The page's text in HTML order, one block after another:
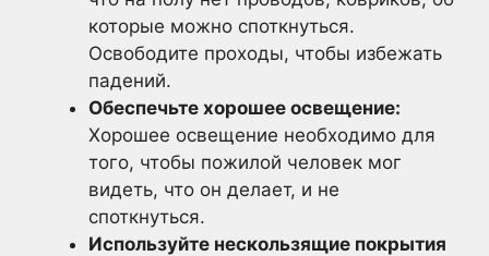
которые можно споткнуться.
Освободите проходы, чтобы избежать
падений.
Обеспечьте хорошее освещение:
Хорошее освещение необходимо для
того, чтобы пожилой человек мог
видеть, что он делает, и не
споткнуться.
Используйте нескользящие покрытия